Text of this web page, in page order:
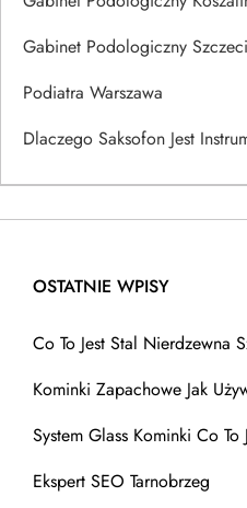
Gabinet Podologiczny
Podiatra Warszawa
Dlaczego Saksofon Jest
OSTATNIE WPISY
Co To Jest Stal Nierdzewna
Kominki Zapachowe Jak
System Glass Kominki Co To
Ekspert SEO Tarnobrzeg